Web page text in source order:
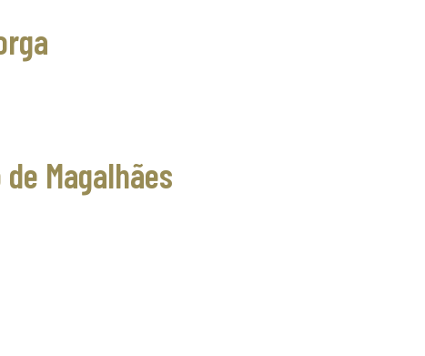
Magalhães